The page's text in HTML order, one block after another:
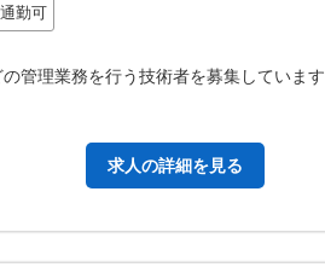
勤可
管理業務を行う技術者を募集していま
求人の詳細を見る